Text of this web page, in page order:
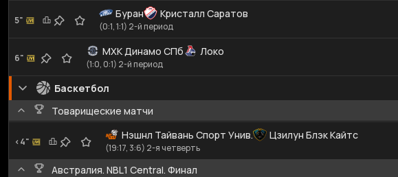
5"
Буран Кристалл Саратов
(0:1, 1:1) 2-й период
6"
МХК Динамо СПб Локо
(1:0, 0:1) 2-й период
Баскетбол
Товарищеские матчи
<4"
Нэшнл Тайвань Спорт Унив. Цзилун Блэк Кайтс
(19:17, 3:6) 2-я четверть
Австралия. NBL1 Central. Финал